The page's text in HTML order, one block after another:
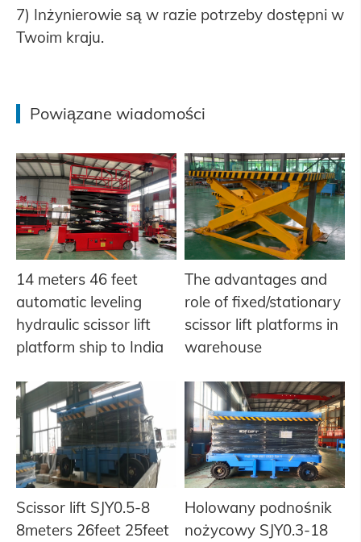
7) Inżynierowie są w razie potrzeby dostępni w
Twoim kraju.
Powiązane wiadomości
14 meters 46 feet
automatic leveling
hydraulic scissor lift
platform ship to India
The advantages and
role of fixed/stationary
scissor lift platforms in
warehouse
Scissor lift SJY0.5-8
8meters 26feet 25feet
Holowany podnośnik
nożycowy SJY0.3-18